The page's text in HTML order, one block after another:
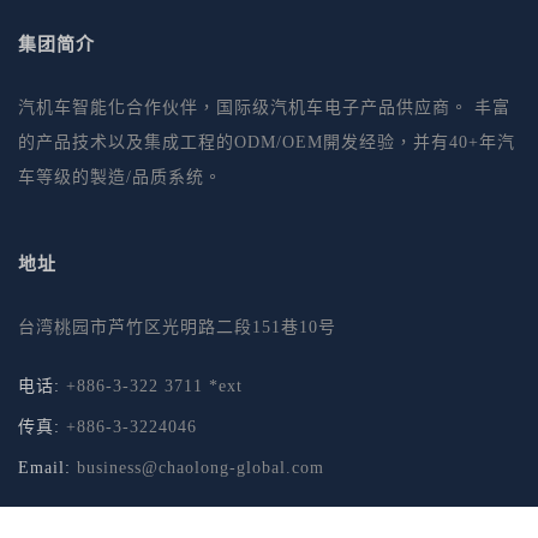
集团简介
汽机车智能化合作伙伴，国际级汽机车电子产品供应商。 丰富
的产品技术以及集成工程的ODM/OEM開发经验，并有40+年汽
车等级的製造/品质系统。
地址
台湾桃园市芦竹区光明路二段151巷10号
电话: +886-3-322 3711 *ext
传真: +886-3-3224046
Email: business@chaolong-global.com